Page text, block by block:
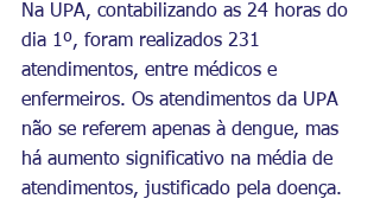
Na UPA, contabilizando as 24 horas do
dia 1º, foram realizados 231
atendimentos, entre médicos e
enfermeiros. Os atendimentos da UPA
não se referem apenas à dengue, mas
há aumento significativo na média de
atendimentos, justificado pela doença.